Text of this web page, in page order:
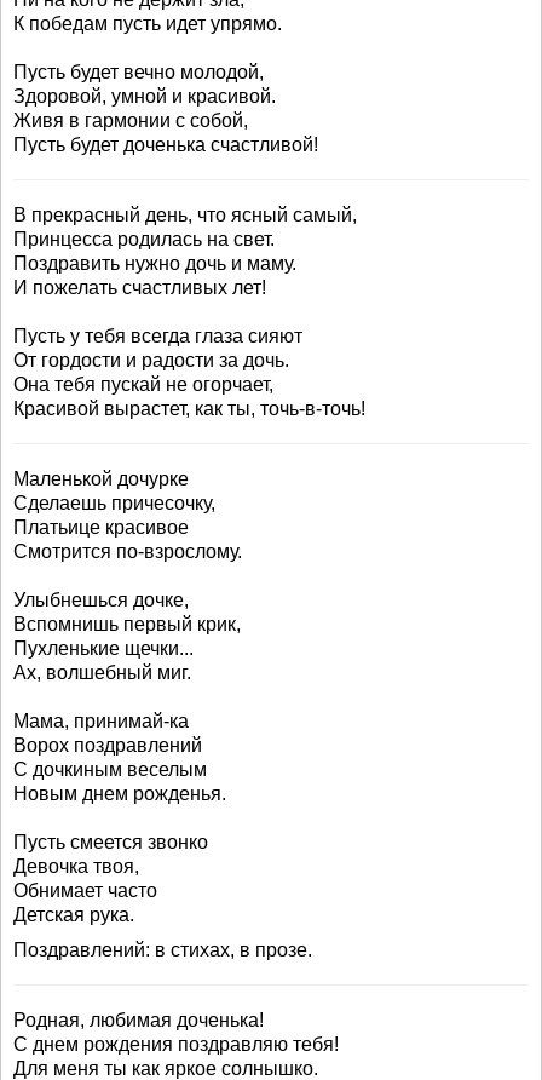
К победам пусть идет упрямо.
Пусть будет вечно молодой,
Здоровой, умной и красивой.
Живя в гармонии с собой,
Пусть будет доченька счастливой!
В прекрасный день, что ясный самый,
Принцесса родилась на свет.
Поздравить нужно дочь и маму.
И пожелать счастливых лет!
Пусть у тебя всегда глаза сияют
От гордости и радости за дочь.
Она тебя пускай не огорчает,
Красивой вырастет, как ты, точь-в-точь!
Маленькой дочурке
Сделаешь причесочку,
Платьице красивое
Смотрится по-взрослому.
Улыбнешься дочке,
Вспомнишь первый крик,
Пухленькие щечки...
Ах, волшебный миг.
Мама, принимай-ка
Ворох поздравлений
С дочкиным веселым
Новым днем рожденья.
Пусть смеется звонко
Девочка твоя,
Обнимает часто
Детская рука.
Поздравлений: в стихах, в прозе.
Родная, любимая доченька!
С днем рождения поздравляю тебя!
Для меня ты как яркое солнышко.